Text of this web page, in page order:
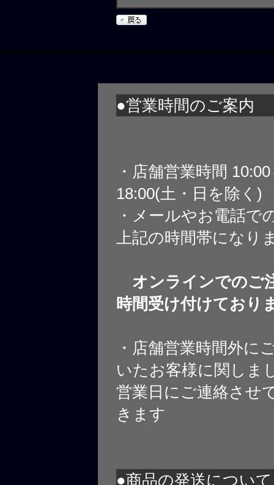
●営業時間のご案内
・店舗営業時間
18:00(土・日を除く)
・メールやお電話で
上記の時間帯になり
オンラインでのご
時間受け付けており
・店舗営業時間外に
いたお客様に関しま
営業日にご連絡させ
きます
●商品の発送について